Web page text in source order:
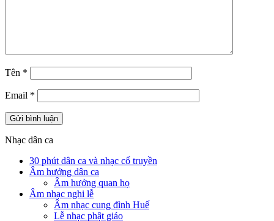
Tên *
Email *
Nhạc dân ca
30 phút dân ca và nhạc cổ truyền
Âm hưởng dân ca
Âm hưởng quan họ
Âm nhạc nghi lễ
Âm nhạc cung đình Huế
Lễ nhạc phật giáo